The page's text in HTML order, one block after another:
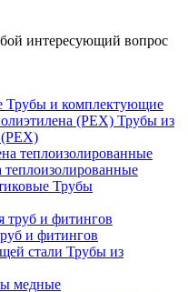
интересующий вопрос
Трубы и комплектующие
Трубы из
Трубы
и фитингов
Трубы из
медные